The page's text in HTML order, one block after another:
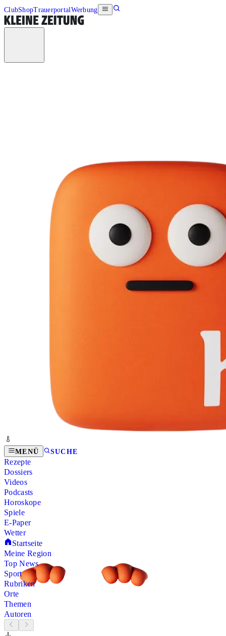
ClubShopTrauerportalWerbung
MENÜ SUCHE
Rezepte
Dossiers
Videos
Podcasts
Horoskope
Spiele
E-Paper
Wetter
Startseite
Meine Region
Top News
Sport
Rubriken
Orte
Themen
Autoren